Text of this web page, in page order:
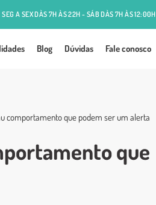
J. Mesquita, 131 - Passo d'Areia - Porto Alegre
SEG A SEX DÀS 7H ÀS 22H - SÁB DÀS 7H ÀS 12:00H
Blog Dúvidas Fale conosco
comportamento que podem ser um alerta
que